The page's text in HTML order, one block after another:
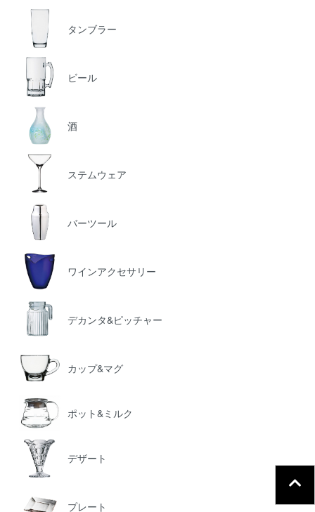
タンブラー
ビール
酒
ステムウェア
バーツール
ワインアクセサリー
デカンタ&ピッチャー
カップ&マグ
ポット&ミルク
デザート
プレート